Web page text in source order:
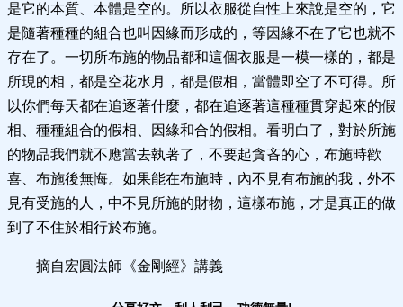
是它的本質、本體是空的。所以衣服從自性上來說是空的，它
是隨著種種的組合也叫因緣而形成的，等因緣不在了它也就不
存在了。一切所布施的物品都和這個衣服是一模一樣的，都是
所現的相，都是空花水月，都是假相，當體即空了不可得。所
以你們每天都在追逐著什麼，都在追逐著這種種貫穿起來的假
相、種種組合的假相、因緣和合的假相。看明白了，對於所施
的物品我們就不應當去執著了，不要起貪吝的心，布施時歡
喜、布施後無悔。如果能在布施時，內不見有布施的我，外不
見有受施的人，中不見所施的財物，這樣布施，才是真正的做
到了不住於相行於布施。
摘自宏圓法師《金剛經》講義